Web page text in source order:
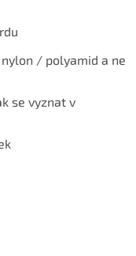
/ polyamid a ne
se vyznat v